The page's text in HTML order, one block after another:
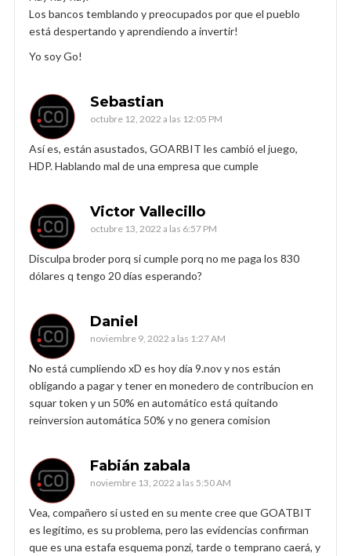
Los bancos temblando y preocupados por que el pueblo
está despertando y aprendiendo a invertir!
Yo soy Go!
Sebastian
octubre 12, 2022 a las 12:05 PM
Así es, están asustados, GOARBIT les cambió el juego,
HDP. Hablando mal de una empresa que cumple
Victor Vallecillo
octubre 13, 2022 a las 6:57 PM
Disculpa broder porq si cumple porq no me paga los 830
dólares q tengo 20 días esperando?
Daniel
noviembre 9, 2022 a las 1:27 AM
No está cumpliendo xD es hoy día 9.nov y nos están
obligando a pagar y tener en monedero de contribucion en
squar token y un 50% en automático está quitando
reinversion automática 50% y no genera comision
Fabián zabala
noviembre 13, 2022 a las 5:50 AM
Vea, compañero si usted en su mente cree que GOATBIT
es legítimo, es su problema, pero las evidencias confirman
que es una estafa esquema ponzi, tarde o temprano caerá, y